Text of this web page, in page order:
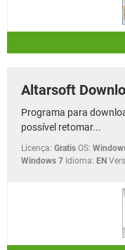
Altarsoft
Programa para
possível retomar...
Licença: Gratis OS:
Windows 7 Idioma: EN